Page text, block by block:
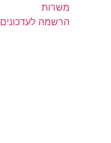
משרות
הרשמה לעדכונים